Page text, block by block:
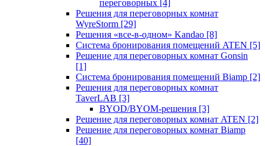
переговорных [4]
Решения для переговорных комнат
WyreStorm [29]
Решения «все-в-одном» Kandao [8]
Система бронирования помещений ATEN [5]
Решение для переговорных комнат Gonsin
[1]
Система бронирования помещений Biamp [2]
Решения для переговорных комнат
TaverLAB [3]
BYOD/BYOM-решения [3]
Решение для переговорных комнат ATEN [2]
Решение для переговорных комнат Biamp
[40]